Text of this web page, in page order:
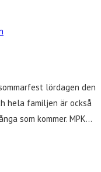
lördagen den
hela familjen är också
som kommer. MPK…